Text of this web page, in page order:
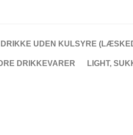
DRIKKE UDEN KULSYRE
DRIKKEVARER LIGHT,